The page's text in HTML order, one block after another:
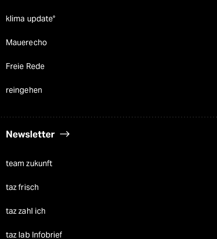
klima update°
Mauerecho
Freie Rede
reingehen
Newsletter
team zukunft
taz frisch
taz zahl ich
taz lab Infobrief